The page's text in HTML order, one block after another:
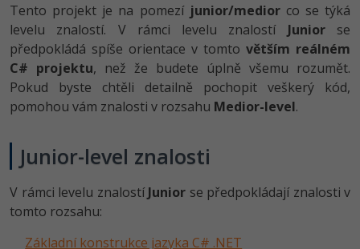
Tento projekt je na pomezí junior/mediorco se týká
levelu znalostí. V rámci levelu znalostí Juniorse
předpokládá spíše orientace v tomto větším reálném
C# projektu, než že budete úplně všemu rozumět.
Pokud byste chtěli detailně pochopit veškerý kód,
pomohou vám znalosti v rozsahu Medior-level.
Junior-level znalosti
V rámci levelu znalostíJunior se předpokládají znalosti v
tomto rozsahu:
Základní konstrukce jazyka C# .NET